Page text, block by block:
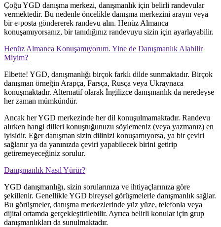
Çoğu YGD danışma merkezi, danışmanlık için belirli randevular
vermektedir. Bu nedenle öncelikle danışma merkezini arayın veya
bir e-posta göndererek randevu alın. Henüz Almanca
konuşamıyorsanız, bir tanıdığınız randevuyu sizin için ayarlayabilir.
Henüz Almanca Konuşamıyorum. Yine de Danışmanlık Alabilir
Miyim?
Elbette! YGD, danışmanlığı birçok farklı dilde sunmaktadır. Birçok
danışman örneğin Arapça, Farsça, Rusça veya Ukraynaca
konuşmaktadır. Alternatif olarak İngilizce danışmanlık da neredeyse
her zaman mümkündür.
Ancak her YGD merkezinde her dil konuşulmamaktadır. Randevu
alırken hangi dilleri konuştuğunuzu söylemeniz (veya yazmanız) en
iyisidir. Eğer danışman sizin dilinizi konuşamıyorsa, ya bir çeviri
sağlanır ya da yanınızda çeviri yapabilecek birini getirip
getiremeyeceğiniz sorulur.
Danışmanlık Nasıl Yürür?
YGD danışmanlığı, sizin sorularınıza ve ihtiyaçlarınıza göre
şekillenir. Genellikle YGD bireysel görüşmelerle danışmanlık sağlar.
Bu görüşmeler, danışma merkezlerinde yüz yüze, telefonla veya
dijital ortamda gerçekleştirilebilir. Ayrıca belirli konular için grup
danışmanlıkları da sunulmaktadır.